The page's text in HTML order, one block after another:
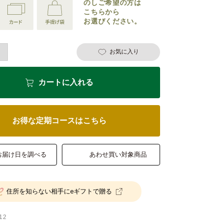
のしご希望の方は
こちらから
お選びください。
お気に入り
カートに入れる
お得な定期コースはこちら
届け日を調べる あわせ買い対象商品
住所を知らない相手にeギフトで贈る